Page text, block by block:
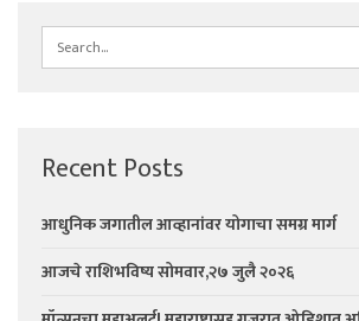
Recent Posts
आधुनिक जगातील आव्हानांवर योगाचा समग्र मार्ग
आजचे राशिभविष्य सोमवार,२७ जुलै २०२६